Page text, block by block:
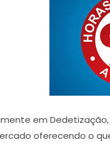
em
oferecendo o